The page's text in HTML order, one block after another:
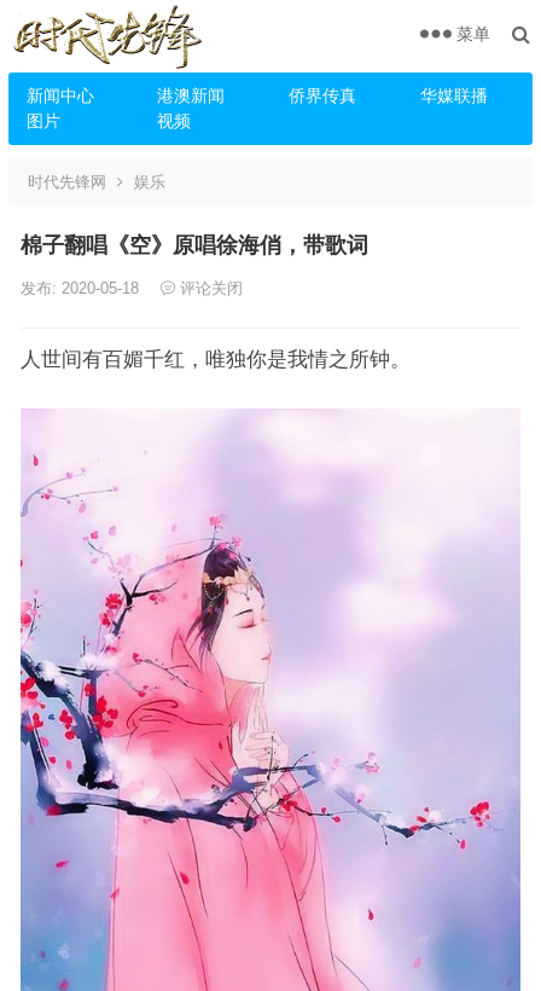
新闻中心 港澳新闻 侨界传真
华媒联播
图片
视频
菜单
时代先锋网 娱乐
棉子翻唱《空》原唱徐海俏，带歌词
发布: 2020-05-18 评论关闭
人世间有百媚千红，唯独你是我情之所钟。